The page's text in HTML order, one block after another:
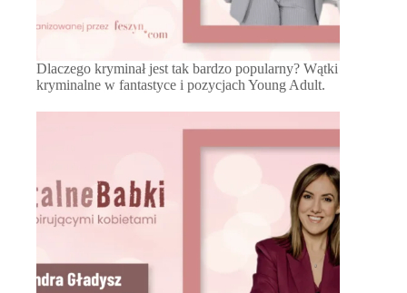
Dlaczego kryminał jest tak bardzo popularny? Wątki
kryminalne w fantastyce i pozycjach Young Adult.